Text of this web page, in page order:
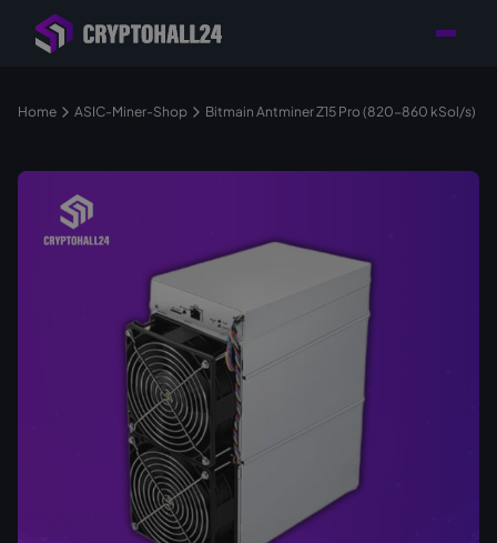
Händler mit Standort
in Deutschland
Ihr Mining-Projekt
Ansprechpartner
Home ASIC-Miner-Shop Bitmain Antminer Z15 Pro (820-860 kSol/s)